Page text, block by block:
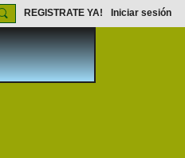
REGISTRATE YA! Iniciar sesión